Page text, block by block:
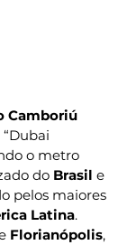
Camboriú
o metro
do Brasil e
pelos maiores
Latina.
Florianópolis,